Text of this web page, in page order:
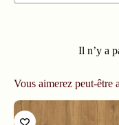
Il n’y a
Vous aimerez peut-être